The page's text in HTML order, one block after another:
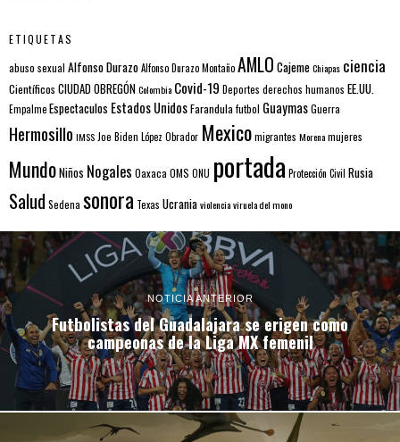
ETIQUETAS
abuso sexual Alfonso DurazoAlfonso Durazo MontañoAMLO CajemeChiapas ciencia
Científicos CIUDAD OBREGÓNColombia Covid-19 Deportes derechos humanos EE.UU.
EmpalmeEspectaculos Estados UnidosFarandula futbol GuaymasGuerra
Hermosillo IMSS Joe Biden López Obrador Mexicomigrantes Morenamujeres
MundoNiños Nogales Oaxaca OMS ONU portada Protección Civil Rusia
Salud Sedena sonora Texas Ucraniaviolenciaviruela del mono
NOTICIA ANTERIOR
Futbolistas del Guadalajara se erigen como
campeonas de la Liga MX femenil